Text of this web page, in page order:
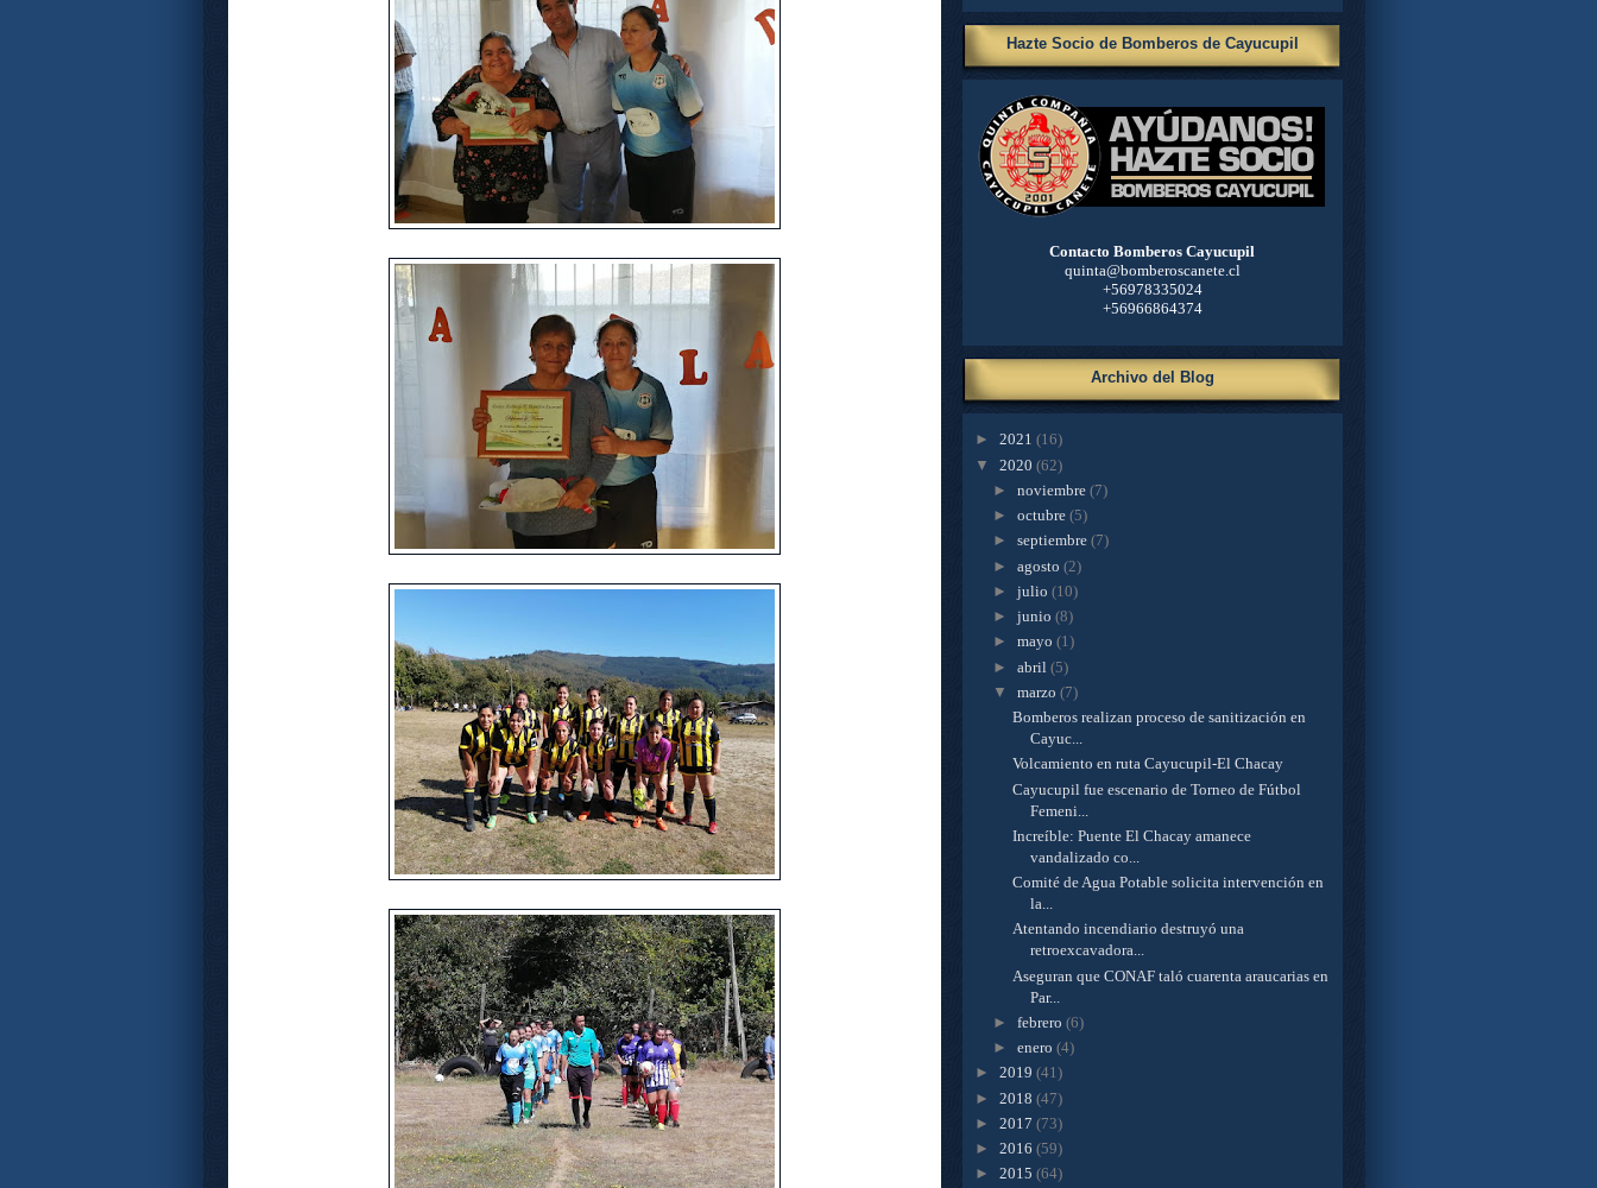
Hazte Socio de Bomberos de Cayucupil
Contacto Bomberos Cayucupil
quinta@bomberoscanete.cl
+56978335024
+56966864374
Archivo del Blog
► 2021 (16)
▼ 2020 (62)
►noviembre(7)
►octubre(5)
►septiembre(7)
►agosto(2)
►julio(10)
►junio(8)
►mayo(1)
►abril(5)
▼marzo(7)
Bomberos realizan proceso de sanitización en
Cayuc...
Volcamiento en ruta Cayucupil-El Chacay
Cayucupil fue escenario de Torneo de Fútbol
Femeni...
Increíble: Puente El Chacay amanece
vandalizado co...
Comité de Agua Potable solicita intervención en
la...
Atentando incendiario destruyó una
retroexcavadora...
Aseguran que CONAF taló cuarenta araucarias en
Par...
►febrero(6)
►enero(4)
► 2019 (41)
► 2018 (47)
► 2017 (73)
► 2016 (59)
► 2015 (64)